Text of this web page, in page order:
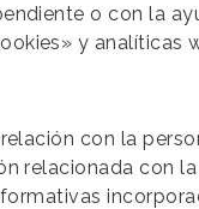
o con la
y analíticas
con la
relacionada con